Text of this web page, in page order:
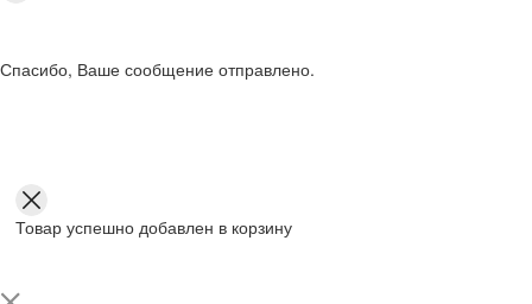
Спасибо, Ваше сообщение отправлено.
Товар успешно добавлен в корзину